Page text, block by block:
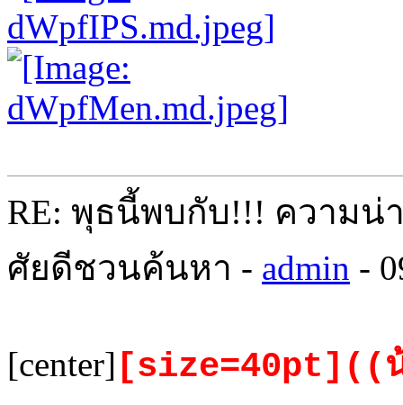
RE: พุธนี้พบกับ!!! ความน่
ศัยดีชวนค้นหา - admin -
[center] [size=40pt]((